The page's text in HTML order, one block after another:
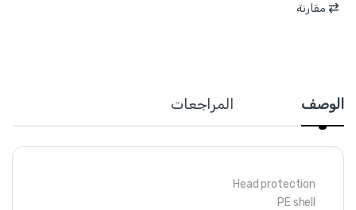
مقارنة
الوصف المراجعات
Head protection
PE shell